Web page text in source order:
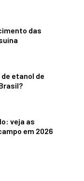
das
etanol de
veja as
em 2026